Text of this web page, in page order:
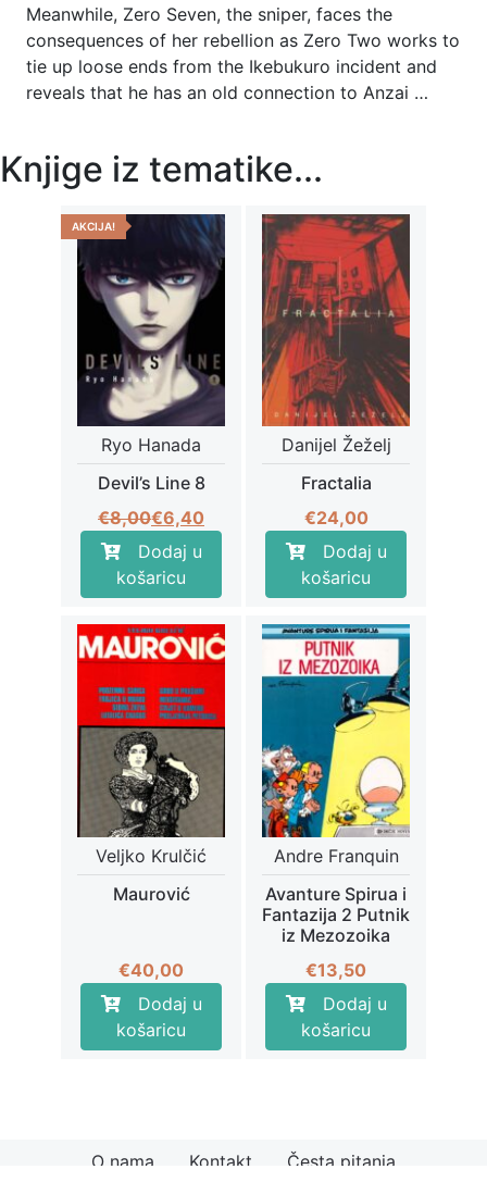
Meanwhile, Zero Seven, the sniper, faces the
consequences of her rebellion as Zero Two works to
tie up loose ends from the Ikebukuro incident and
reveals that he has an old connection to Anzai …
Knjige iz tematike...
AKCIJA!
Ryo Hanada
Devil’s Line 8
€8,00Izvorna
cijena
bila
je:
€8,00.
€6,40
Trenutna
cijena
je:
€6,40.
Dodaj u
košaricu
Danijel Žeželj
Fractalia
€24,00
Dodaj u
košaricu
Veljko Krulčić
Maurović
€40,00
Dodaj u
košaricu
Andre Franquin
Avanture Spirua i
Fantazija 2 Putnik
iz Mezozoika
€13,50
Dodaj u
košaricu
O nama Kontakt Česta pitanja